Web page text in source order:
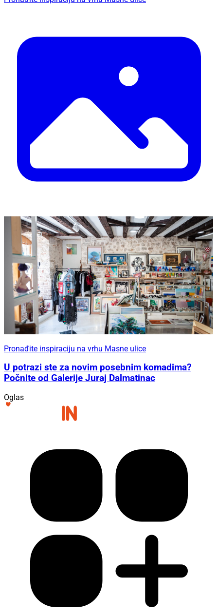
Pronađite inspiraciju na vrhu Masne ulice
U potrazi ste za novim posebnim komadima?
Počnite od Galerije Juraj Dalmatinac
Oglas